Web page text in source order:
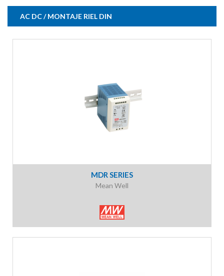
AC DC / MONTAJE RIEL DIN
MDR SERIES
Mean Well